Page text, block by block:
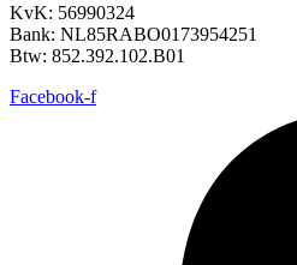
KvK: 56990324
Bank: NL85RABO0173954251
Btw: 852.392.102.B01
Facebook-f